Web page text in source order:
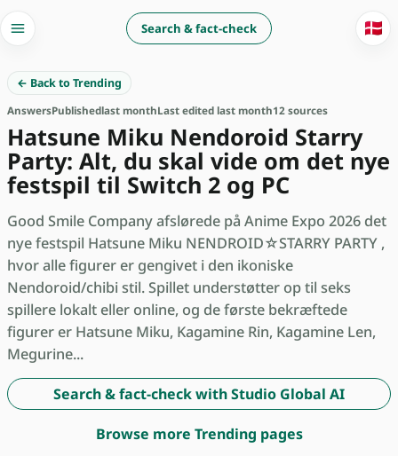
Search & fact-check 🇩🇰
← Back to Trending
AnswersPublishedlast monthLast edited last month12 sources
Hatsune Miku Nendoroid Starry
Party: Alt, du skal vide om det nye
festspil til Switch 2 og PC
Good Smile Company afslørede på Anime Expo 2026 det
nye festspil Hatsune Miku NENDROID☆STARRY PARTY ,
hvor alle figurer er gengivet i den ikoniske
Nendoroid/chibi stil. Spillet understøtter op til seks
spillere lokalt eller online, og de første bekræftede
figurer er Hatsune Miku, Kagamine Rin, Kagamine Len,
Megurine...
Search & fact-check with Studio Global AI
Browse more Trending pages